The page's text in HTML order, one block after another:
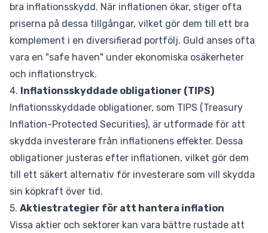
bra inflationsskydd. När inflationen ökar, stiger ofta
priserna på dessa tillgångar, vilket gör dem till ett bra
komplement i en diversifierad portfölj. Guld anses ofta
vara en "safe haven" under ekonomiska osäkerheter
och inflationstryck.
4. Inflationsskyddade obligationer (TIPS)
Inflationsskyddade obligationer, som TIPS (Treasury
Inflation-Protected Securities), är utformade för att
skydda investerare från inflationens effekter. Dessa
obligationer justeras efter inflationen, vilket gör dem
till ett säkert alternativ för investerare som vill skydda
sin köpkraft över tid.
5. Aktiestrategier för att hantera inflation
Vissa aktier och sektorer kan vara bättre rustade att